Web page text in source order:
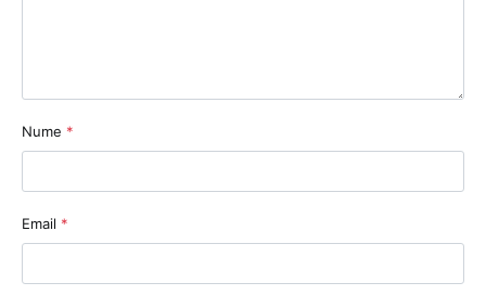
Nume *
Email *